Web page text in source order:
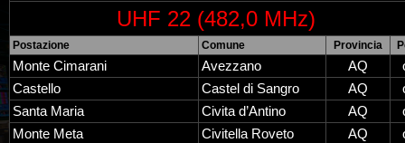
UHF 22 (482,0 MHz)
Postazione Comune Provincia
Monte Cimarani Avezzano AQ
Castello
Castel di Sangro AQ
Santa Maria
Civita d’Antino AQ
Monte Meta
Civitella Roveto AQ